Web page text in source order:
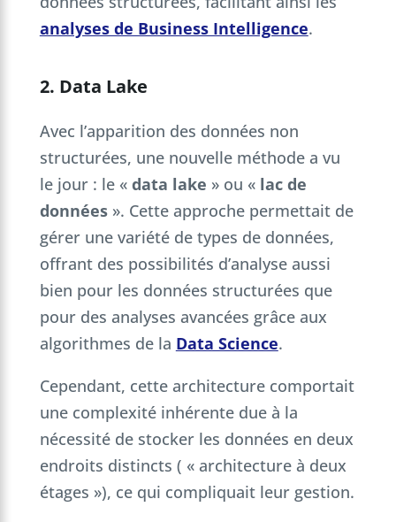
analyses de Business Intelligence.
2. Data Lake
Avec l’apparition des données non
structurées, une nouvelle méthode a vu
le jour : le « data lake » ou « lac de
données». Cette approche permettait de
gérer une variété de types de données,
offrant des possibilités d’analyse aussi
bien pour les données structurées que
pour des analyses avancées grâce aux
algorithmes de la Data Science.
Cependant, cette architecture comportait
une complexité inhérente due à la
nécessité de stocker les données en deux
endroits distincts ( « architecture à deux
étages »), ce qui compliquait leur gestion.